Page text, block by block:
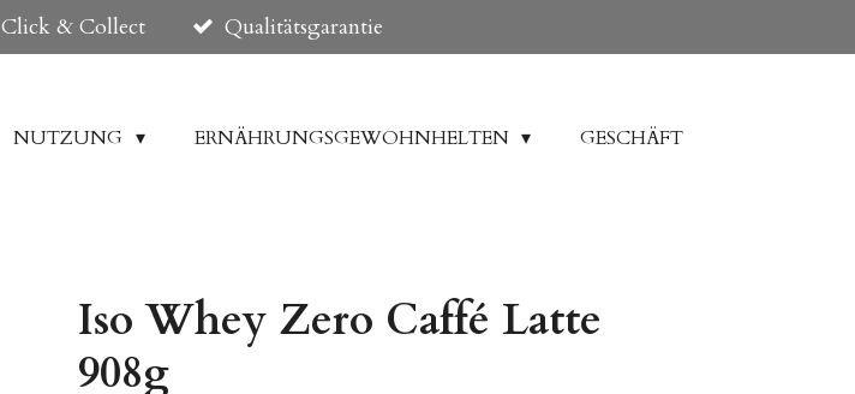
Click & Collect Qualitätsgarantie
NUTZUNG ERNÄHRUNGSGEWOHNHELTEN
GESCHÄFT
Iso Whey Zero Caffé Latte
908g